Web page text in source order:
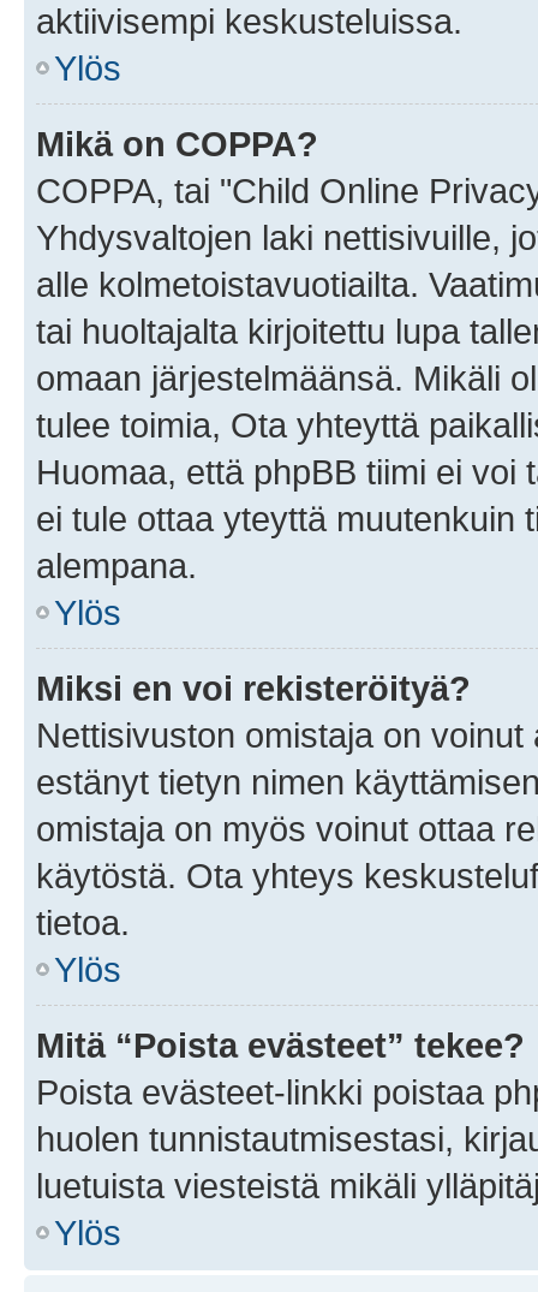
aktiivisempi keskusteluissa.
Ylös
Mikä on COPPA?
COPPA, tai "Child Online
Yhdysvaltojen laki nettisivuille,
alle kolmetoistavuotiailta.
tai huoltajalta kirjoitettu lupa
omaan järjestelmäänsä. Mikäli
tulee toimia, Ota yhteyttä
Huomaa, että phpBB tiimi ei
ei tule ottaa yteyttä muutenkuin
alempana.
Ylös
Miksi en voi rekisteröityä?
Nettisivuston omistaja on
estänyt tietyn nimen
omistaja on myös voinut ottaa
käytöstä. Ota yhteys
tietoa.
Ylös
Mitä “Poista evästeet” tekee?
Poista evästeet-linkki poistaa
huolen tunnistautmisestasi,
luetuista viesteistä mikäli
Ylös